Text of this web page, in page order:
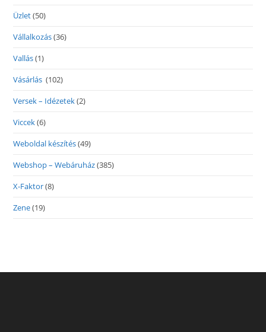
Üzlet(50)
Vállalkozás(36)
Vallás(1)
Vásárlás (102)
Versek – Idézetek(2)
Viccek(6)
Weboldal készítés(49)
Webshop – Webáruház(385)
X-Faktor(8)
Zene(19)